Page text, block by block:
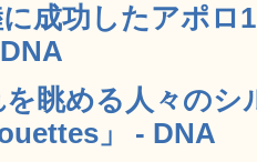
成功したアポロ
を眺める人々の
」 - DNA